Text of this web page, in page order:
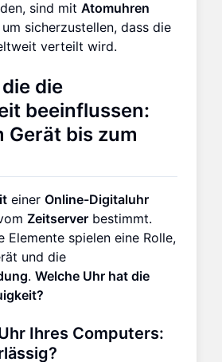
sind mit Atomuhren
sicherzustellen, dass die
verteilt wird.
die
beeinflussen:
Gerät bis zum
einer Online-Digitaluhr
Zeitserver bestimmt.
Elemente spielen eine Rolle,
und die
. Welche Uhr hat die
Ihres Computers: